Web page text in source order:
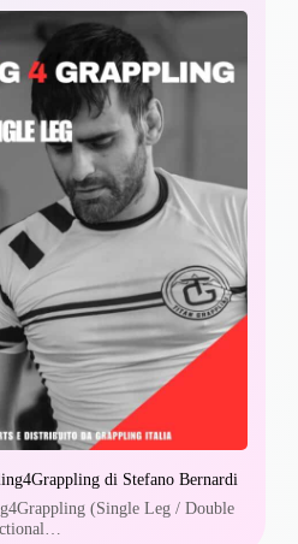
di Stefano Bernardi
(Single Leg / Double